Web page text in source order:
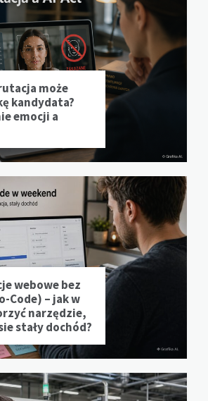
może
kandydata?
emocji a
webowe bez
Code) – jak w
narzędzie,
stały dochód?